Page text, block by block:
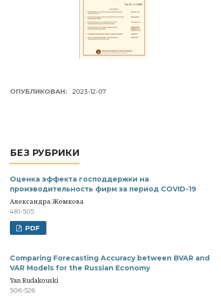
ОПУБЛИКОВАН: 2023-12-07
БЕЗ РУБРИКИ
Оценка эффекта господдержки на
производительность фирм за период COVID-19
Александра Жемкова
481-505
PDF
Comparing Forecasting Accuracy between BVAR and
VAR Models for the Russian Economy
Yan Rudakouski
506-526